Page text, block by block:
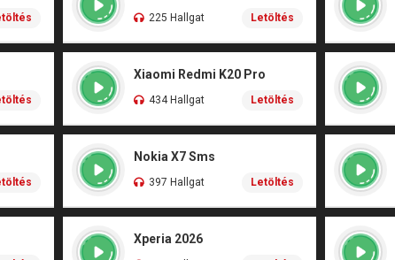
225 Hallgat Letöltés
Xiaomi Redmi K20 Pro
434 Hallgat Letöltés
Nokia X7 Sms
397 Hallgat Letöltés
Xperia 2026